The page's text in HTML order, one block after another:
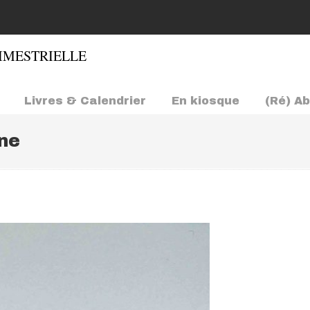
Livres & Calendrier En kiosque (Ré)